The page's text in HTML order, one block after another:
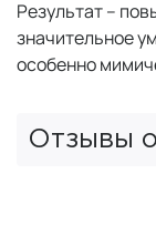
Результат –
значительное
особенно
Отзывы